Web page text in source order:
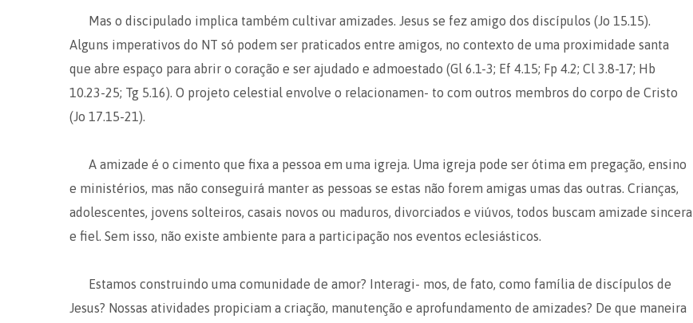
Mas o discipulado implica também cultivar amizades. Jesus se fez amigo dos discípulos (Jo 15.15).
Alguns imperativos do NT só podem ser praticados entre amigos, no contexto de uma proximidade santa
que abre espaço para abrir o coração e ser ajudado e admoestado (Gl 6.1-3; Ef 4.15; Fp 4.2; Cl 3.8-17; Hb
10.23-25; Tg 5.16). O projeto celestial envolve o relacionamen- to com outros membros do corpo de Cristo
(Jo 17.15-21).
A amizade é o cimento que fixa a pessoa em uma igreja. Uma igreja pode ser ótima em pregação, ensino
e ministérios, mas não conseguirá manter as pessoas se estas não forem amigas umas das outras. Crianças,
adolescentes, jovens solteiros, casais novos ou maduros, divorciados e viúvos, todos buscam amizade sincera
e fiel. Sem isso, não existe ambiente para a participação nos eventos eclesiásticos.
Estamos construindo uma comunidade de amor? Interagi- mos, de fato, como família de discípulos de
Jesus? Nossas atividades propiciam a criação, manutenção e aprofundamento de amizades? De que maneira